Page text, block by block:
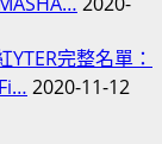
完整名單：
2020-11-12